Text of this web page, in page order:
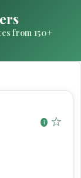
from 150+
☆